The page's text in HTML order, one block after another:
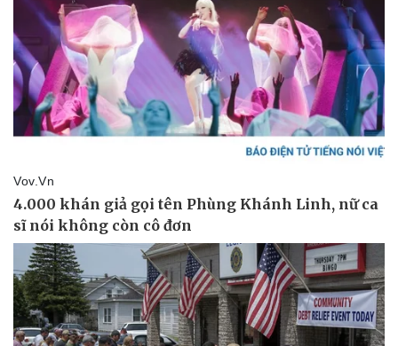
Kinh tế
Bất động sản
Khởi nghiệp
Thị trường
Giá vàng
Tiêu dùng
Tỷ giá
Chứng khoán